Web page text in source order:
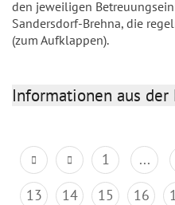
den jeweiligen
Sandersdorf-Brehna, die
(zum Aufklappen).
Informationen aus der
1 ...
13
14 15 16